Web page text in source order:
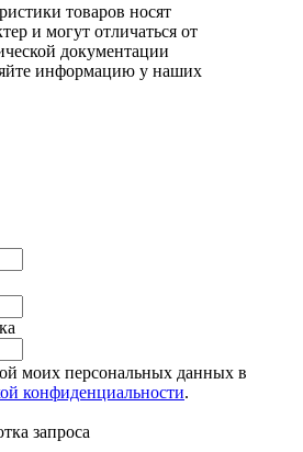
товаров носят
и могут отличаться от
документации
информацию у наших
моих персональных данных в
конфиденциальности.
запроса